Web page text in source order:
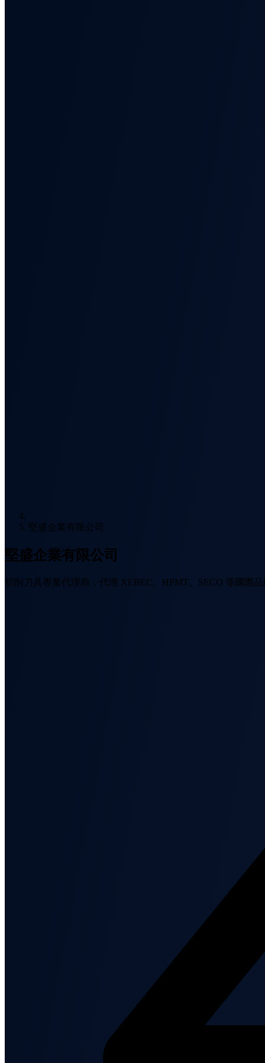
堅盛企業有限公司
堅盛企業有限公司
切削刀具專業代理商，代理 XEBEC、HPMT、SECO 等國際